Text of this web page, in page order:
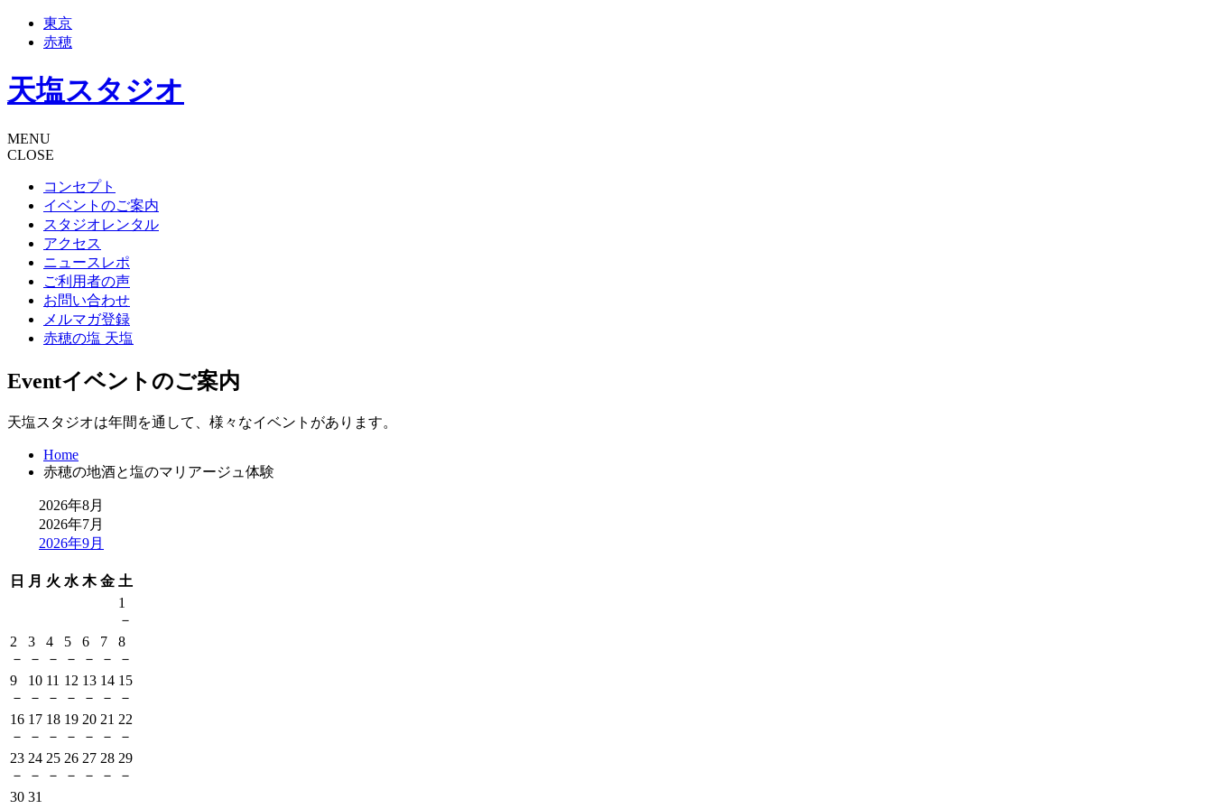
東京
赤穂
天塩スタジオ
MENU
CLOSE
コンセプト
イベントのご案内
スタジオレンタル
アクセス
ニュースレポ
ご利用者の声
お問い合わせ
メルマガ登録
赤穂の塩 天塩
Eventイベントのご案内
天塩スタジオは年間を通して、様々なイベントがあります。
Home
赤穂の地酒と塩のマリアージュ体験
2026年8月
2026年7月
2026年9月
日 月 火 水 木 金 土
1
－
2
－
3
－
4
－
5
－
6
－
7
－
8
－
9
－
10
－
11
－
12
－
13
－
14
－
15
－
16
－
17
－
18
－
19
－
20
－
21
－
22
－
23
－
24
－
25
－
26
－
27
－
28
－
29
－
30 31